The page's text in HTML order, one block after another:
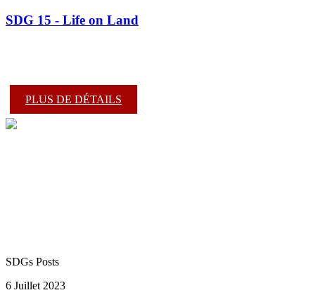
SDG 15 - Life on Land
PLUS DE DÉTAILS
SDGs Posts
6 Juillet 2023